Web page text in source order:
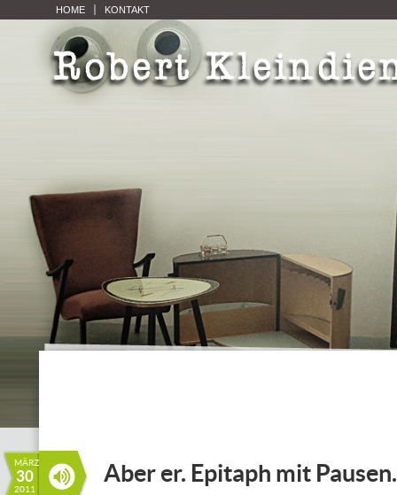
HOME KONTAKT
MÄRZ
30
2011
Aber er. Epitaph mit Pausen.